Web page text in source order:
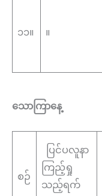
၁၁။ ။
သောကြာနေ့
စဉ်
ပြင်ပလူနာ
ကြည့်ရှု
သည့်ရက်